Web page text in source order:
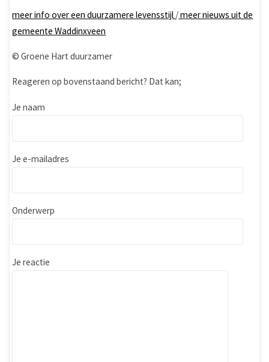
meer info over een duurzamere levensstijl /meer nieuws uit de
gemeente Waddinxveen
© Groene Hart duurzamer
Reageren op bovenstaand bericht? Dat kan;
Je naam
Je e-mailadres
Onderwerp
Je reactie